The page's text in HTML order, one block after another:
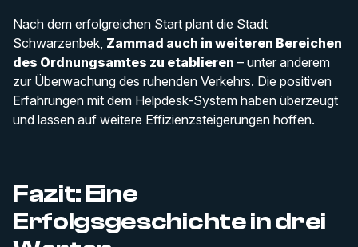
Nach dem erfolgreichen Start plant die Stadt
Schwarzenbek, Zammad auch in weiteren Bereichen
des Ordnungsamtes zu etablieren – unter anderem
zur Überwachung des ruhenden Verkehrs. Die positiven
Erfahrungen mit dem Helpdesk-System haben überzeugt
und lassen auf weitere Effizienzsteigerungen hoffen.
Fazit: Eine
Erfolgsgeschichte in drei